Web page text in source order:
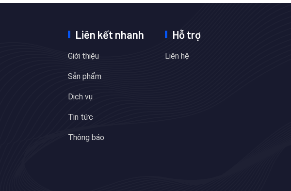
Liên kết nhanh
Giới thiệu
Sản phẩm
Dịch vụ
Tin tức
Thông báo
Hỗ trợ
Liên hệ